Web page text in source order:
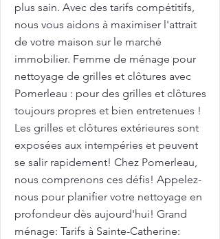
plus sain. Avec des tarifs compétitifs,
nous vous aidons à maximiser l'attrait
de votre maison sur le marché
immobilier. Femme de ménage pour
nettoyage de grilles et clôtures avec
Pomerleau : pour des grilles et clôtures
toujours propres et bien entretenues !
Les grilles et clôtures extérieures sont
exposées aux intempéries et peuvent
se salir rapidement! Chez Pomerleau,
nous comprenons ces défis! Appelez-
nous pour planifier votre nettoyage en
profondeur dès aujourd'hui! Grand
ménage: Tarifs à Sainte-Catherine: